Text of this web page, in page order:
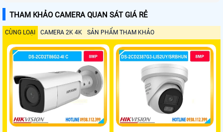
THAM KHẢO CAMERA QUAN SÁT GIÁ RẺ
CÙNG LOẠI CAMERA 2K 4K SẢN PHẨM THAM KHẢO